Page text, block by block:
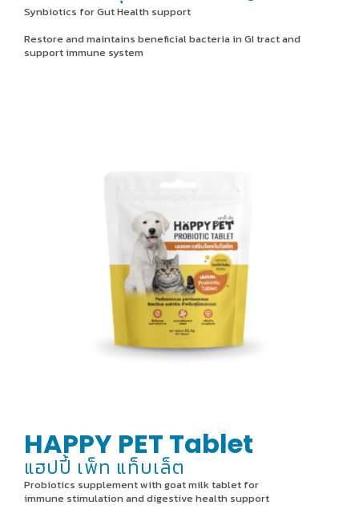
Synbiotics for Gut Health support
Restore and maintains beneficial bacteria in GI tract and
support immune system
HAPPY PET Tablet
แฮปปี้ เพ็ท แท็บเล็ต
Probiotics supplement with goat milk tablet for
immune stimulation and digestive health support